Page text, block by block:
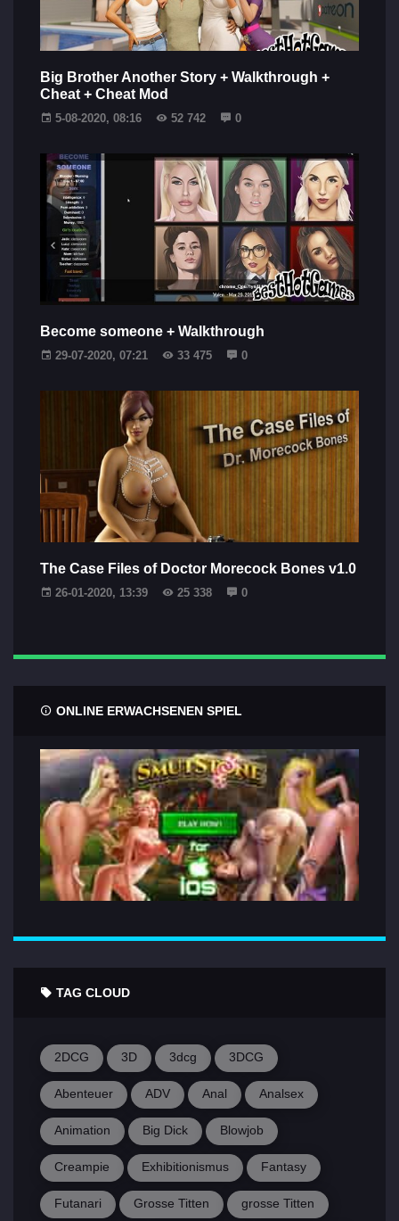
Big Brother Another Story + Walkthrough +
Cheat + Cheat Mod
5-08-2020, 08:16 52 742 0
Become someone + Walkthrough
29-07-2020, 07:21 33 475 0
The Case Files of Doctor Morecock Bones v1.0
26-01-2020, 13:39 25 338 0
ONLINE ERWACHSENEN SPIEL
TAG CLOUD
2DCG 3D 3dcg 3DCG
Abenteuer ADV Anal Analsex
Animation Big Dick Blowjob
Creampie Exhibitionismus Fantasy
Futanari Grosse Titten grosse Titten